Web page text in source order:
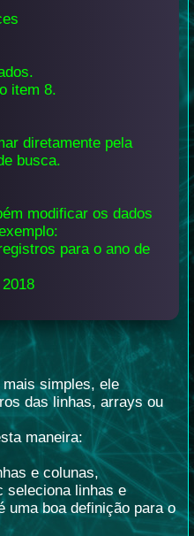
item 8.
diretamente pela
busca.
modificar os dados
para o ano de
simples, ele
das linhas, arrays ou
maneira:
e colunas,
seleciona linhas e
uma boa definição para o